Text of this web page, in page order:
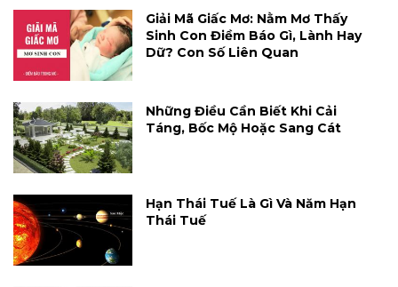
Giải Mã Giấc Mơ: Nằm Mơ Thấy
Sinh Con Điềm Báo Gì, Lành Hay
Dữ? Con Số Liên Quan
Những Điều Cần Biết Khi Cải
Táng, Bốc Mộ Hoặc Sang Cát
Hạn Thái Tuế Là Gì Và Năm Hạn
Thái Tuế